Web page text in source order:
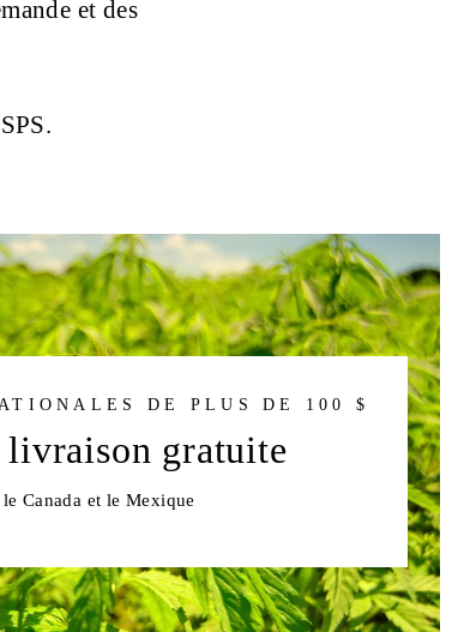
et des
DE PLUS DE 100 $
livraison gratuite
Canada et le Mexique